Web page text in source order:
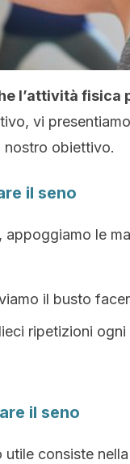
l’attività fisica
vi
nostro obiettivo.
il seno
le
il busto
ripetizioni
il seno
consiste